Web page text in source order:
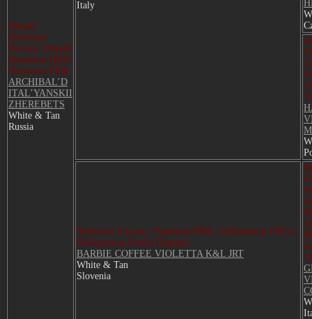
Юный
Чемпион
России, Юный
Чемпион НКП,
Чемпион РКФ
ARCHIBAL’D
ITAL’YANSKII
ZHEREBETS
White & Tan
Russia
Italy
Чемпион России, Чемпион РКФ, 2xЧемпион РФСС,
Победитель Клуба Породы
BARBIE COFFEE VIOLETTA K&L JRT
White & Tan
Slovenia